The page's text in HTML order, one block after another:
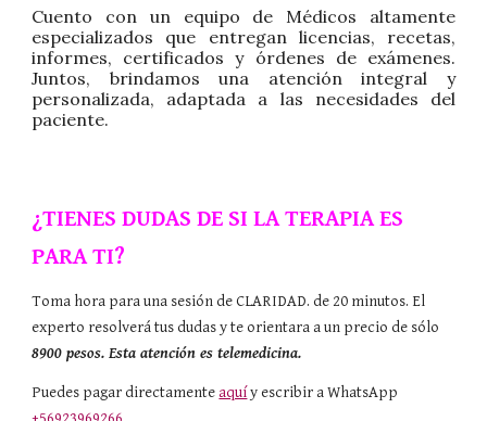
Cuento con un equipo de Médicos altamente
especializados que entregan licencias, recetas,
informes, certificados y órdenes de exámenes.
Juntos, brindamos una atención integral y
personalizada, adaptada a las necesidades del
paciente.
¿TIENES DUDAS DE SI LA TERAPIA ES
PARA TI?
Toma hora para una sesión de CLARIDAD. de 20 minutos. El
experto resolverá tus dudas y te orientara a un precio de sólo
8900 pesos. Esta atención es telemedicina.
Puedes pagar directamente aquíy escribir a WhatsApp